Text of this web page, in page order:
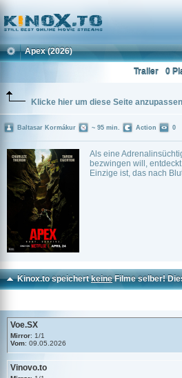
Home
Apex (2026)
0
Trailer
Klicke hier um diese Seite anzupassen
Als eine
bezwingen will,
Einzige ist, das nach
Baltasar Kormákur ~ 95 min. Action 0
Kinox.to speichertkeineFilme selber!
Voe.SX
Mirror: 1/1
Vom: 09.05.2026
Vinovo.to